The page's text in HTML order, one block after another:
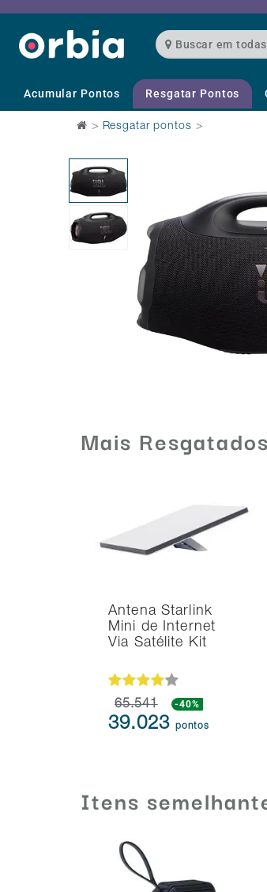
Buscar
Acumular Pontos Resgatar Pontos
> Resgatar pontos >
Mais Resgatados
Antena Starlink
Mini de Internet
Via Satélite Kit
65.541 -40%
39.023pontos
Itens